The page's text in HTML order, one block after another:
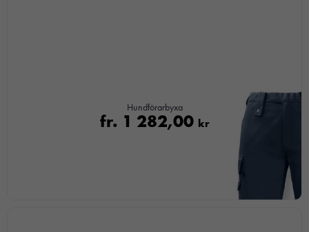
Hundförarbyxa
fr. 1 282,00 kr